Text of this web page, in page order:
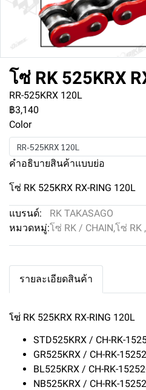
โซ่ RK 525KRX
RR-525KRX 120L
฿3,140
Color
RR-525KRX 120L
คำอธิบายสินค้าแบบย่อ
โซ่ RK 525KRX RX-RING 120L
แบรนด์:
RK TAKASAGO
หมวดหมู่:โซ่ RK / CHAIN,โซ่ RK ,
รายละเอียดสินค้า
โซ่ RK 525KRX RX-RING 120L
STD525KRX / CH-RK-
GR525KRX / CH-RK-
BL525KRX / CH-RK-
NB525KRX / CH-RK-